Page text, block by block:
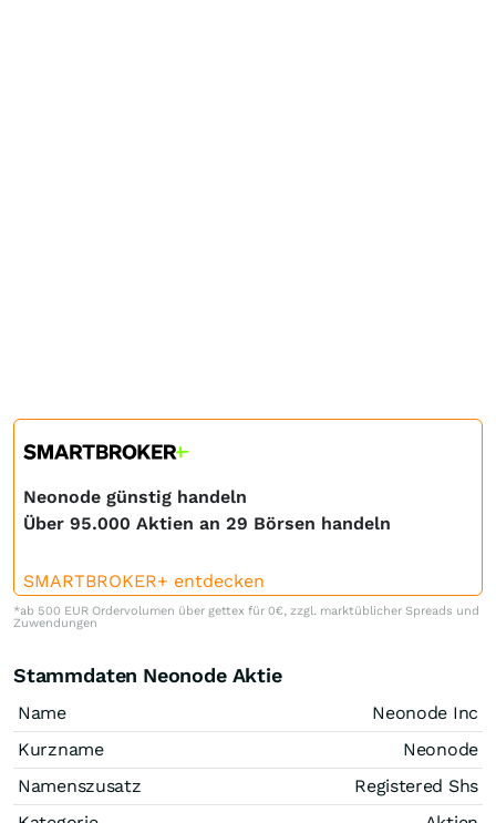
Neonode günstig handeln
Über 95.000 Aktien an 29 Börsen handeln
SMARTBROKER+ entdecken
*ab 500 EUR Ordervolumen über gettex für 0€, zzgl. marktüblicher Spreads und
Zuwendungen
Stammdaten Neonode Aktie
Name
Neonode Inc
Kurzname
Neonode
Namenszusatz
Registered Shs